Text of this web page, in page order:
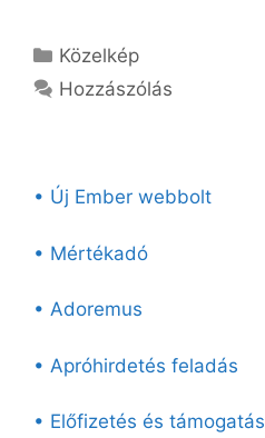
Kategória
Közelkép
Hozzászólás
• Új Ember webbolt
• Mértékadó
• Adoremus
• Apróhirdetés feladás
• Előfizetés és támogatás